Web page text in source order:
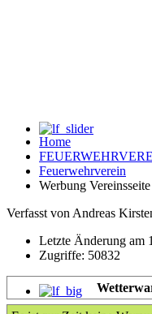
Home
Feuerwehrverein
Werbung Vereinsseite
Verfasst von Andreas
Letzte Änderung am
Zugriffe: 50832